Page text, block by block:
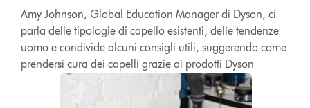
Amy Johnson, Global Education Manager di Dyson, ci
parla delle tipologie di capello esistenti, delle tendenze
uomo e condivide alcuni consigli utili, suggerendo come
prendersi cura dei capelli grazie ai prodotti Dyson